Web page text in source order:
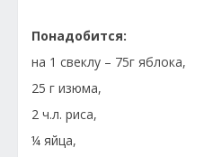
Понадобится:
на 1 свеклу – 75г яблока,
25 г изюма,
2 ч.л. риса,
¼ яйца,